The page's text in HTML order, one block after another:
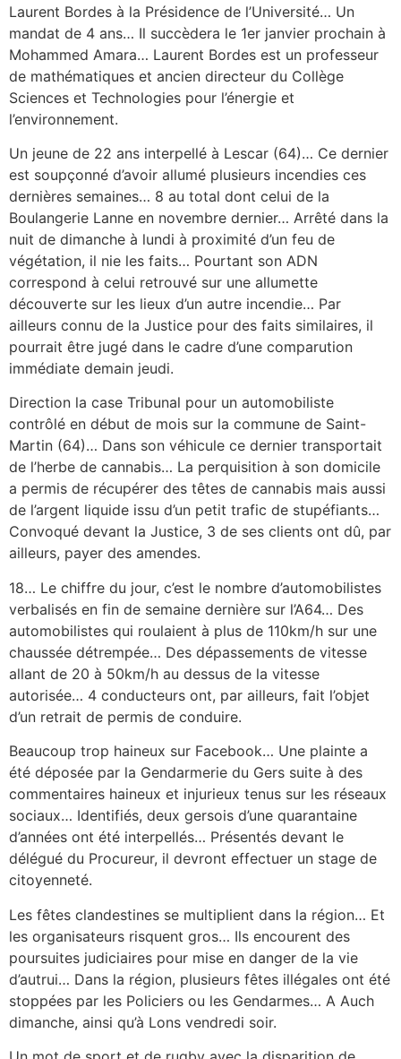
Laurent Bordes à la Présidence de l’Université… Un
mandat de 4 ans… Il succèdera le 1er janvier prochain à
Mohammed Amara… Laurent Bordes est un professeur
de mathématiques et ancien directeur du Collège
Sciences et Technologies pour l’énergie et
l’environnement.
Un jeune de 22 ans interpellé à Lescar (64)… Ce dernier
est soupçonné d’avoir allumé plusieurs incendies ces
dernières semaines… 8 au total dont celui de la
Boulangerie Lanne en novembre dernier… Arrêté dans la
nuit de dimanche à lundi à proximité d’un feu de
végétation, il nie les faits… Pourtant son ADN
correspond à celui retrouvé sur une allumette
découverte sur les lieux d’un autre incendie… Par
ailleurs connu de la Justice pour des faits similaires, il
pourrait être jugé dans le cadre d’une comparution
immédiate demain jeudi.
Direction la case Tribunal pour un automobiliste
contrôlé en début de mois sur la commune de Saint-
Martin (64)… Dans son véhicule ce dernier transportait
de l’herbe de cannabis… La perquisition à son domicile
a permis de récupérer des têtes de cannabis mais aussi
de l’argent liquide issu d’un petit trafic de stupéfiants…
Convoqué devant la Justice, 3 de ses clients ont dû, par
ailleurs, payer des amendes.
18… Le chiffre du jour, c’est le nombre d’automobilistes
verbalisés en fin de semaine dernière sur l’A64… Des
automobilistes qui roulaient à plus de 110km/h sur une
chaussée détrempée… Des dépassements de vitesse
allant de 20 à 50km/h au dessus de la vitesse
autorisée… 4 conducteurs ont, par ailleurs, fait l’objet
d’un retrait de permis de conduire.
Beaucoup trop haineux sur Facebook… Une plainte a
été déposée par la Gendarmerie du Gers suite à des
commentaires haineux et injurieux tenus sur les réseaux
sociaux… Identifiés, deux gersois d’une quarantaine
d’années ont été interpellés… Présentés devant le
délégué du Procureur, il devront effectuer un stage de
citoyenneté.
Les fêtes clandestines se multiplient dans la région… Et
les organisateurs risquent gros… Ils encourent des
poursuites judiciaires pour mise en danger de la vie
d’autrui… Dans la région, plusieurs fêtes illégales ont été
stoppées par les Policiers ou les Gendarmes… A Auch
dimanche, ainsi qu’à Lons vendredi soir.